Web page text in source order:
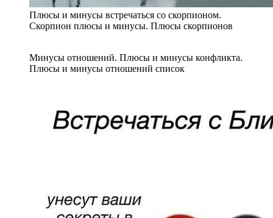
Плюсы и минусы встречаться со скорпионом.
Скорпион плюсы и минусы. Плюсы скорпионов
Минусы отношений. Плюсы и минусы конфликта.
Плюсы и минусы отношений список